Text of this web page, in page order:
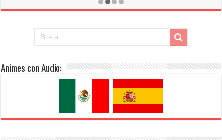
Animes con Audio: